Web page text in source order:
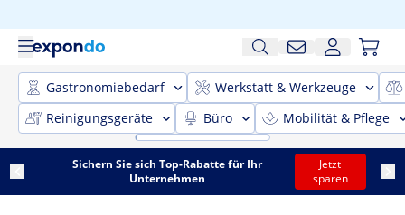
Gastronomiebedarf
Werkstatt & Werkzeuge
Reinigungsgeräte
Büro Mobilität & Pflege
Sichern Sie sich Top-Rabatte für Ihr
Unternehmen
Jetzt
sparen